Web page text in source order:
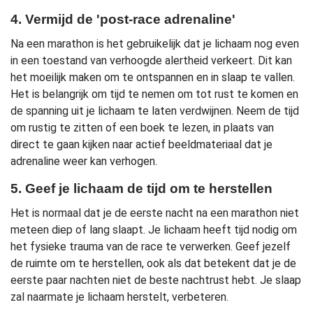
4. Vermijd de 'post-race adrenaline'
Na een marathon is het gebruikelijk dat je lichaam nog even
in een toestand van verhoogde alertheid verkeert. Dit kan
het moeilijk maken om te ontspannen en in slaap te vallen.
Het is belangrijk om tijd te nemen om tot rust te komen en
de spanning uit je lichaam te laten verdwijnen. Neem de tijd
om rustig te zitten of een boek te lezen, in plaats van
direct te gaan kijken naar actief beeldmateriaal dat je
adrenaline weer kan verhogen.
5. Geef je lichaam de tijd om te herstellen
Het is normaal dat je de eerste nacht na een marathon niet
meteen diep of lang slaapt. Je lichaam heeft tijd nodig om
het fysieke trauma van de race te verwerken. Geef jezelf
de ruimte om te herstellen, ook als dat betekent dat je de
eerste paar nachten niet de beste nachtrust hebt. Je slaap
zal naarmate je lichaam herstelt, verbeteren.